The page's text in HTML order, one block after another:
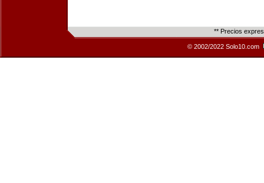
** Precios
© 2002/2022 Solo10.com